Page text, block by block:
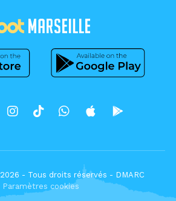
- Tous droits réservés - DMARC
Paramètres cookies